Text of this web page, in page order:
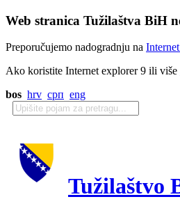
Web stranica Tužilaštva BiH
Preporučujemo nadogradnju na
Ako koristite Internet explorer 9 ili više
bos hrv срп eng
Tužilaštvo